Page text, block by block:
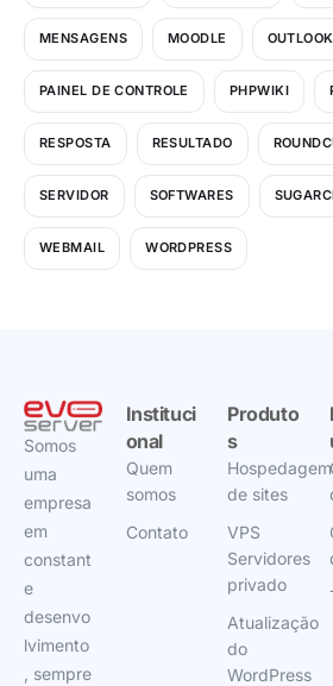
MENSAGENS MOODLE OUTLOOK
PAINEL DE CONTROLE PHPWIKI
RESPOSTA RESULTADO
SERVIDOR SOFTWARES
WEBMAIL WORDPRESS
Somos
uma
empresa
em
constant
e
desenvo
lvimento
, sempre
Instituci
onal
Quem
somos
Contato
Produto
s
Hospedagem
de sites
VPS
Servidores
privado
Atualização
do
WordPress